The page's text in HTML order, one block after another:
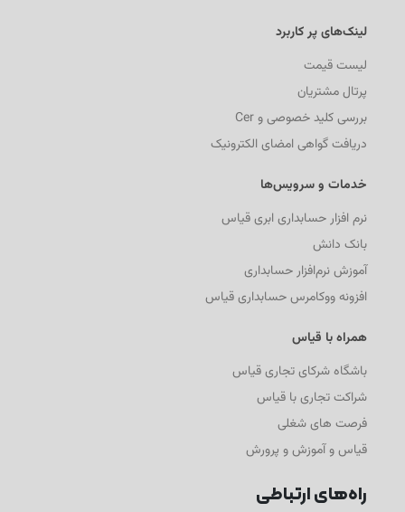
لینک‌های پر کاربرد
لیست قیمت
پرتال مشتریان
بررسی کلید خصوصی و Cer
دریافت گواهی امضای الکترونیک
خدمات و سرویس‌ها
نرم افزار حسابداری ابری قیاس
بانک دانش
آموزش نرم‌افزار حسابداری
افزونه ووکامرس حسابداری قیاس
همراه با قیاس
باشگاه شرکای تجاری قیاس
شراکت تجاری با قیاس
فرصت های شغلی
قیاس و آموزش و پرورش
راه‌های ارتباطی